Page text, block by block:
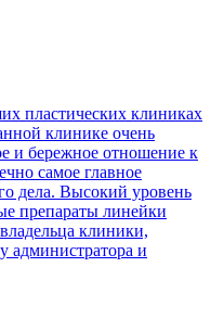
пластических клиниках
клинике очень
и бережное отношение к
самое главное
дела. Высокий уровень
препараты линейки
клиники,
администратора и